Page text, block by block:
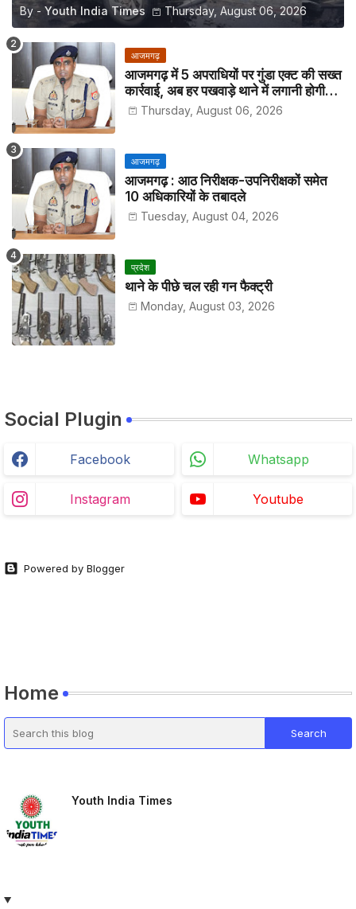
By - Youth India Times Thursday, August 06, 2026
आजमगढ़
आजमगढ़ में 5 अपराधियों पर गुंडा एक्ट की सख्त
कार्रवाई, अब हर पखवाड़े थाने में लगानी होगी
हाजिरीThursday, August 06, 2026
आजमगढ़
आजमगढ़ : आठ निरीक्षक-उपनिरीक्षकों समेत
10 अधिकारियों के तबादले
Tuesday, August 04, 2026
प्रदेश
थाने के पीछे चल रही गन फैक्ट्री
Monday, August 03, 2026
Social Plugin
Facebook Whatsapp
Instagram Youtube
Powered by Blogger
Home
Youth India Times